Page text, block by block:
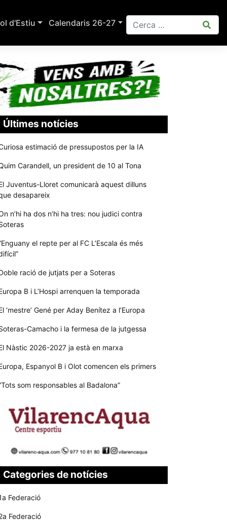
d'Estiu Calendaris 26-27
Últimes notícies
estimació de pressupostos per la IA
Carandell, un president de 10 al Tona
Juventus-Lloret comunicarà aquest dilluns
desapareix
n’hi ha dos n’hi ha tres: nou judici contra
el repte per al FC L’Escala és més
ració de jutjats per a Soteras
B i L’Hospi arrenquen la temporada
‘mestre’ Gené per Aday Benítez a l’Europa
Camacho i la fermesa de la jutgessa
Nàstic 2026-2027 ja està en marxa
Espanyol B i Olot comencen els primers
som responsables al Badalona”
Categories de notícies
Federació
Federació